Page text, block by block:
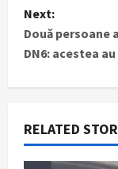
t
n
a
v
i
Next:
Două persoane
DN6: acestea
RELATED